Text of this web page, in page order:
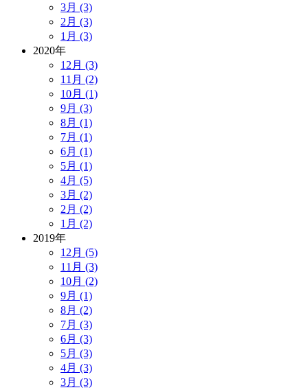
3月 (3)
2月 (3)
1月 (3)
2020年
12月 (3)
11月 (2)
10月 (1)
9月 (3)
8月 (1)
7月 (1)
6月 (1)
5月 (1)
4月 (5)
3月 (2)
2月 (2)
1月 (2)
2019年
12月 (5)
11月 (3)
10月 (2)
9月 (1)
8月 (2)
7月 (3)
6月 (3)
5月 (3)
4月 (3)
3月 (3)